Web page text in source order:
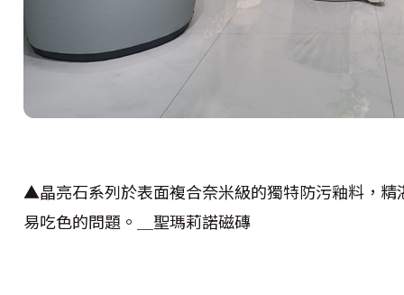
▲晶亮石系列於表面複合奈米級的獨特防污釉料，
易吃色的問題。＿聖瑪莉諾磁磚